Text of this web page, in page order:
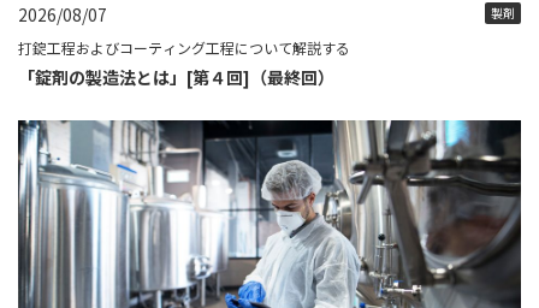
2026/08/07 製剤
打錠工程およびコーティング工程について解説する
「錠剤の製造法とは」[第４回]（最終回）